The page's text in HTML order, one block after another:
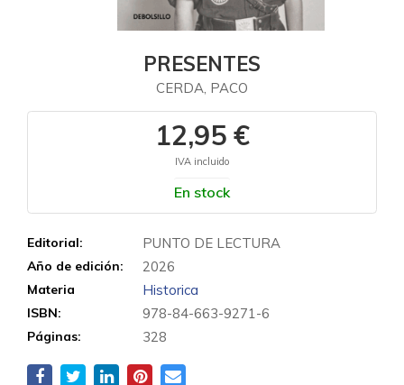
PRESENTES
CERDA, PACO
12,95 €
IVA incluido
En stock
Editorial: PUNTO DE LECTURA
Año de edición: 2026
Materia Historica
ISBN: 978-84-663-9271-6
Páginas: 328